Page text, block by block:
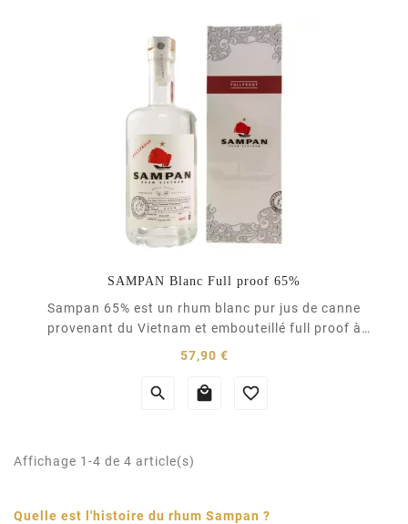
SAMPAN Blanc Full proof 65%
Sampan 65% est un rhum blanc pur jus de canne
provenant du Vietnam et embouteillé full proof à
65%. Il est élaboré de manière artisanale au Vietnam
sans pesticide qui offre la pureté du jus de canne. Ce
57,90 €Prix
  
Affichage 1-4 de 4 article(s)
Quelle est l'histoire du rhum Sampan ?